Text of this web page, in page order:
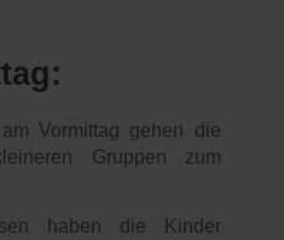
Vormittag gehen die
Gruppen zum
haben die Kinder